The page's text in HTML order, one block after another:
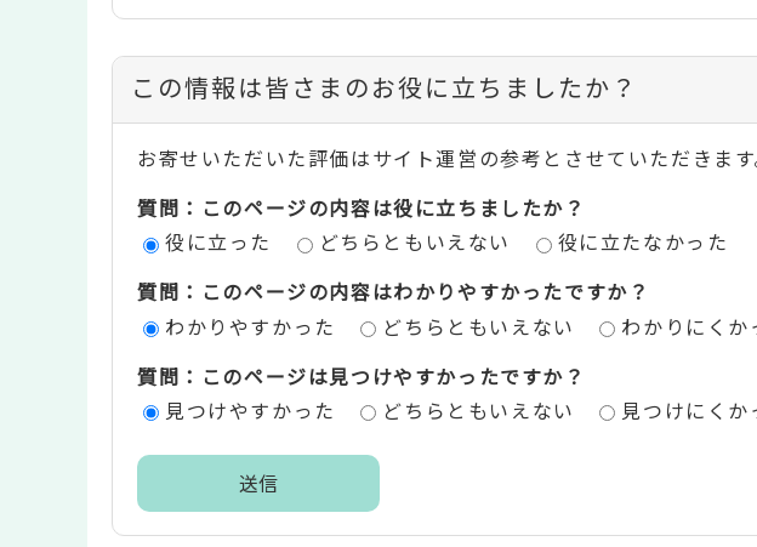
コ
ン
テ
ン
評
エ
この情報は皆さまのお役に立ちましたか？
お寄せいただいた評価はサイト運営の参考とさせていただきます
質問：このページの内容は役に立ちましたか？
役に立った
どちらともいえない
役に立たなかった
質問：このページの内容はわかりやすかったですか？
わかりやすかった
どちらともいえない
わかりにくか
質問：このページは見つけやすかったですか？
見つけやすかった
どちらともいえない 見つけにくか